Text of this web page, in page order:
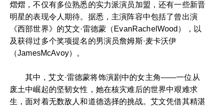
熠熠，不仅有多位熟悉的实力派演员加盟，还有一些新晋
明星的表现令人期待。据悉，主演阵容中包括了曾出演
《西部世界》的艾文·雷德蒙（EvanRachelWood），以
及获得过多个奖项提名的男演员詹姆斯·麦卡沃伊
（JamesMcAvoy）。
其中，艾文·雷德蒙将饰演剧中的女主角——一位从
废土中崛起的坚韧女性，她在核灾难后的世界中艰难求
生，面对着无数敌人和道德选择的挑战。艾文凭借其精湛